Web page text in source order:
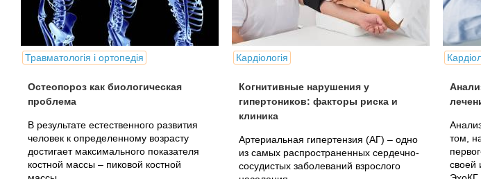
Травматологія і ортопедія
Остеопороз как биологическая
проблема
В результате естественного развития
человек к определенному возрасту
достигает максимального показателя
костной массы – пиковой костной
Кардіологія
Когнитивные нарушения у
гипертоников: факторы риска и
клиника
Артериальная гипертензия (АГ) – одно
из самых распространенных сердечно-
сосудистых заболеваний взрослого
том,
своей